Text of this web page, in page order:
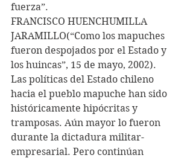
fuerza”.
FRANCISCO HUENCHUMILLA
JARAMILLO(“Como los mapuches
fueron despojados por el Estado y
los huincas”, 15 de mayo, 2002).
Las políticas del Estado chileno
hacia el pueblo mapuche han sido
históricamente hipócritas y
tramposas. Aún mayor lo fueron
durante la dictadura militar-
empresarial. Pero continúan